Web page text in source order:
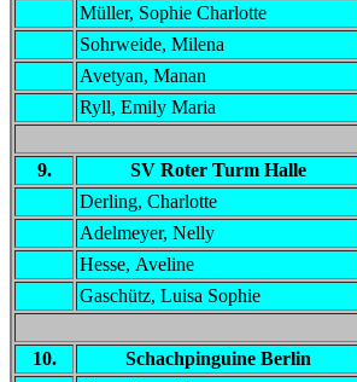
Müller, Sophie Charlotte
Sohrweide, Milena
Avetyan, Manan
Ryll, Emily Maria
9. SV Roter Turm Halle
Derling, Charlotte
Adelmeyer, Nelly
Hesse, Aveline
Gaschütz, Luisa Sophie
10. Schachpinguine Berlin